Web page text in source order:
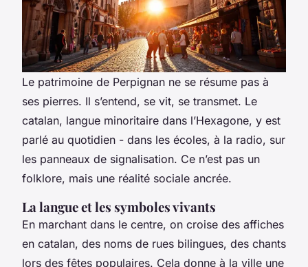
Le patrimoine de Perpignan ne se résume pas à
ses pierres. Il s’entend, se vit, se transmet. Le
catalan, langue minoritaire dans l’Hexagone, y est
parlé au quotidien - dans les écoles, à la radio, sur
les panneaux de signalisation. Ce n’est pas un
folklore, mais une réalité sociale ancrée.
La langue et les symboles vivants
En marchant dans le centre, on croise des affiches
en catalan, des noms de rues bilingues, des chants
lors des fêtes populaires. Cela donne à la ville une